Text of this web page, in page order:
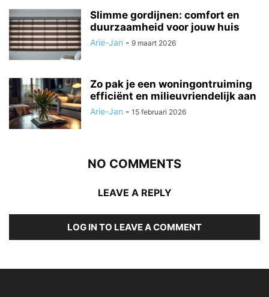
Slimme gordijnen: comfort en
duurzaamheid voor jouw huis
Arie-Jan - 9 maart 2026
Zo pak je een woningontruiming
efficiënt en milieuvriendelijk aan
Arie-Jan - 15 februari 2026
NO COMMENTS
LEAVE A REPLY
LOG IN TO LEAVE A COMMENT